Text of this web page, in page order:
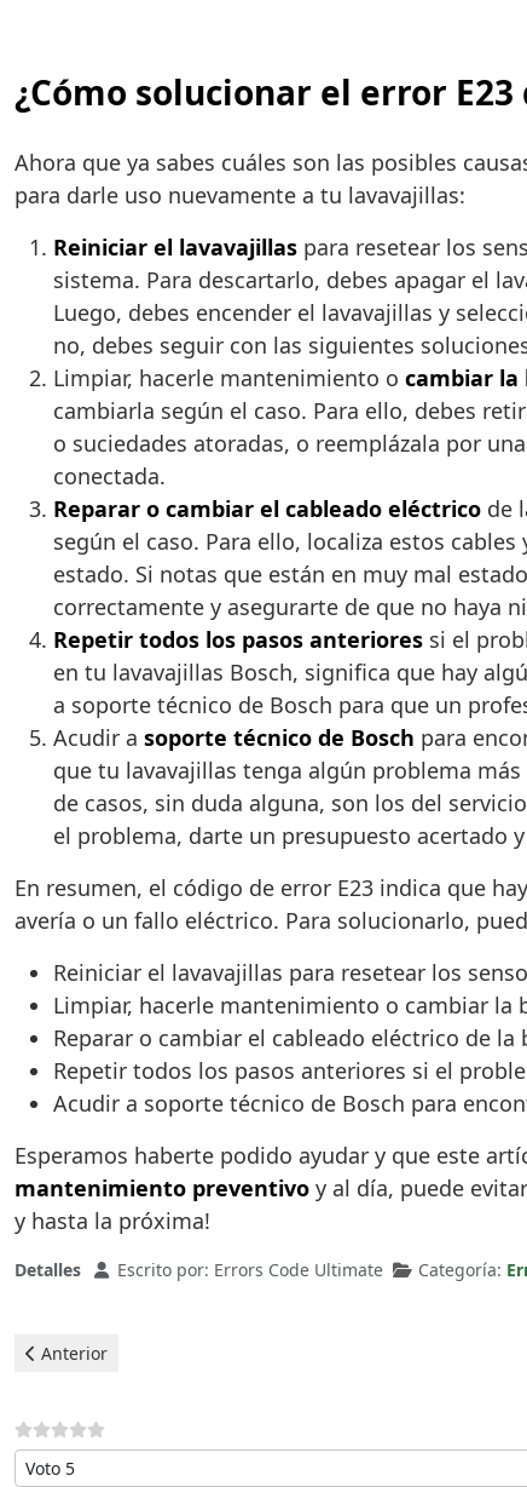
¿Cómo solucionar el error
Ahora que ya sabes cuáles son las posibles
para darle uso nuevamente a tu lavavajillas:
Reiniciar el lavavajillas para resetear los
sistema. Para descartarlo, debes apagar el
Luego, debes encender el lavavajillas y
no, debes seguir con las siguientes
Limpiar, hacerle mantenimiento o cambiar la
cambiarla según el caso. Para ello, debes
o suciedades atoradas, o reemplázala por
conectada.
Reparar o cambiar el cableado eléctrico de
según el caso. Para ello, localiza estos
estado. Si notas que están en muy mal
correctamente y asegurarte de que no haya
Repetir todos los pasos anteriores si el
en tu lavavajillas Bosch, significa que hay
a soporte técnico de Bosch para que un
Acudir a soporte técnico de Bosch para
que tu lavavajillas tenga algún problema
de casos, sin duda alguna, son los del
el problema, darte un presupuesto acertado
En resumen, el código de error E23 indica que hay
avería o un fallo eléctrico. Para solucionarlo,
Reiniciar el lavavajillas para resetear los
Limpiar, hacerle mantenimiento o cambiar la
Reparar o cambiar el cableado eléctrico de la
Repetir todos los pasos anteriores si el
Acudir a soporte técnico de Bosch para
Esperamos haberte podido ayudar y que este
mantenimiento preventivo y al día, puede
y hasta la próxima!
Detalles Escrito por: Errors Code Ultimate Categoría:
Artículo anterior: Bosch Lavavajillas - error E24
Anterior
Por favor, vote